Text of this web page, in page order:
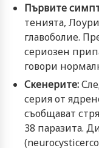
Първите
тенията,
главоболие.
сериозен
говори
Скенерите:
серия от
съобщават
38 паразита.